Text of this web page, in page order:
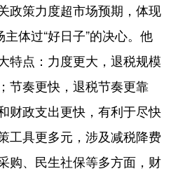
政策力度超市场预期，体现
体过“好日子”的决心。他
特点：力度更大，退税规模
节奏更快，退税节奏更靠
财政支出更快，有利于尽快
工具更多元，涉及减税降费
购、民生社保等多方面，财